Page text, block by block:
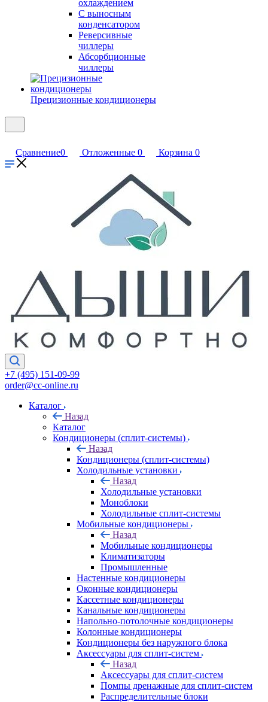
охлаждением
С выносным
конденсатором
Реверсивные
чиллеры
Абсорбционные
чиллеры
Прецизионные кондиционеры
Сравнение0 Отложенные 0 Корзина 0
+7 (495) 151-09-99
order@cc-online.ru
Каталог
Назад
Каталог
Кондиционеры (сплит-системы)
Назад
Кондиционеры (сплит-системы)
Холодильные установки
Назад
Холодильные установки
Моноблоки
Холодильные сплит-системы
Мобильные кондиционеры
Назад
Мобильные кондиционеры
Климатизаторы
Промышленные
Настенные кондиционеры
Оконные кондиционеры
Кассетные кондиционеры
Канальные кондиционеры
Напольно-потолочные кондиционеры
Колонные кондиционеры
Кондиционеры без наружного блока
Аксессуары для сплит-систем
Назад
Аксессуары для сплит-систем
Помпы дренажные для сплит-систем
Распределительные блоки